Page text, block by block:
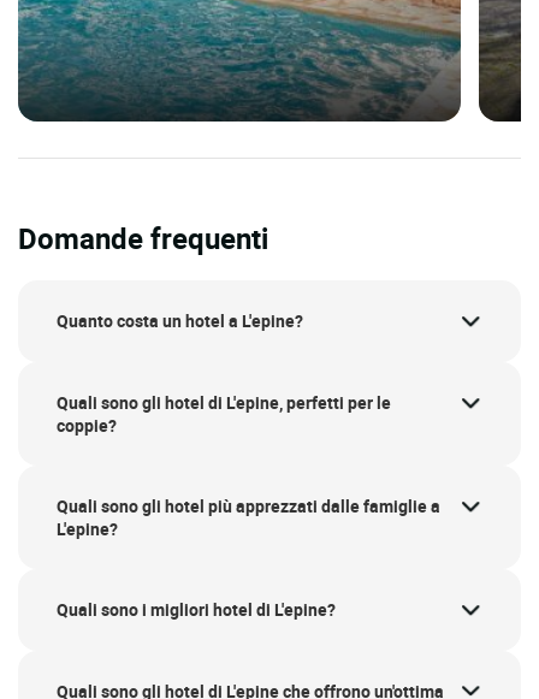
Domande frequenti
Quanto costa un hotel a L'epine?
Quali sono gli hotel di L'epine, perfetti per le
coppie?
Quali sono gli hotel più apprezzati dalle famiglie a
L'epine?
Quali sono i migliori hotel di L'epine?
Quali sono gli hotel di L'epine che offrono un'ottima